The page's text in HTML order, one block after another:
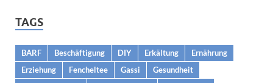
TAGS
BARF Beschäftigung DIY Erkältung
Ernährung
Erziehung
Fencheltee Gassi
Gesundheit